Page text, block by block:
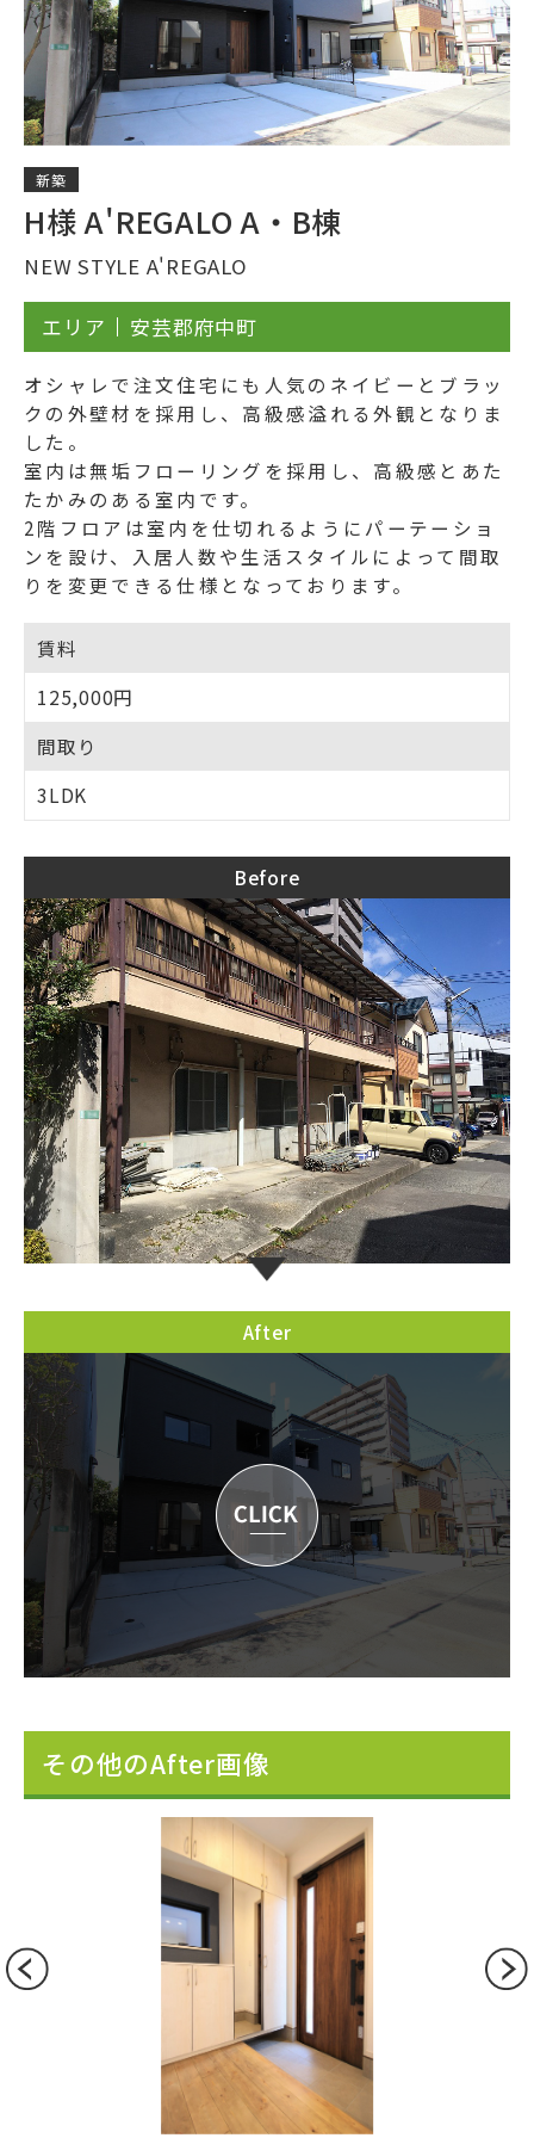
新築
H様 A'REGALO A・B棟
NEW STYLE A'REGALO
エリア 安芸郡府中町
オシャレで注文住宅にも人気のネイビーとブラッ
クの外壁材を採用し、高級感溢れる外観となりま
した。
室内は無垢フローリングを採用し、高級感とあた
たかみのある室内です。
2階フロアは室内を仕切れるようにパーテーショ
ンを設け、入居人数や生活スタイルによって間取
りを変更できる仕様となっております。
賃料
125,000円
間取り
3LDK
Before
After
その他のAfter画像